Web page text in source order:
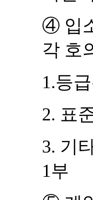
④ 입
각 호
1.등
2. 표
3. 기
1부